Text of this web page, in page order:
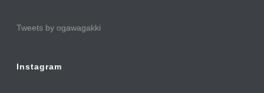
Tweets by ogawagakki
Instagram